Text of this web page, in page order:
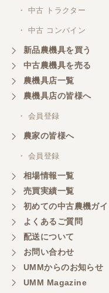
・ 中古 トラクター
・ 中古 コンバイン
新品農機具を買う
中古農機具を売る
農機具店一覧
農機具店の皆様へ
・ 会員登録
農家の皆様へ
・ 会員登録
相場情報一覧
売買実績一覧
初めての中古農機ガイ
よくあるご質問
配送について
お問い合わせ
UMMからのお知らせ
UMM Magazine